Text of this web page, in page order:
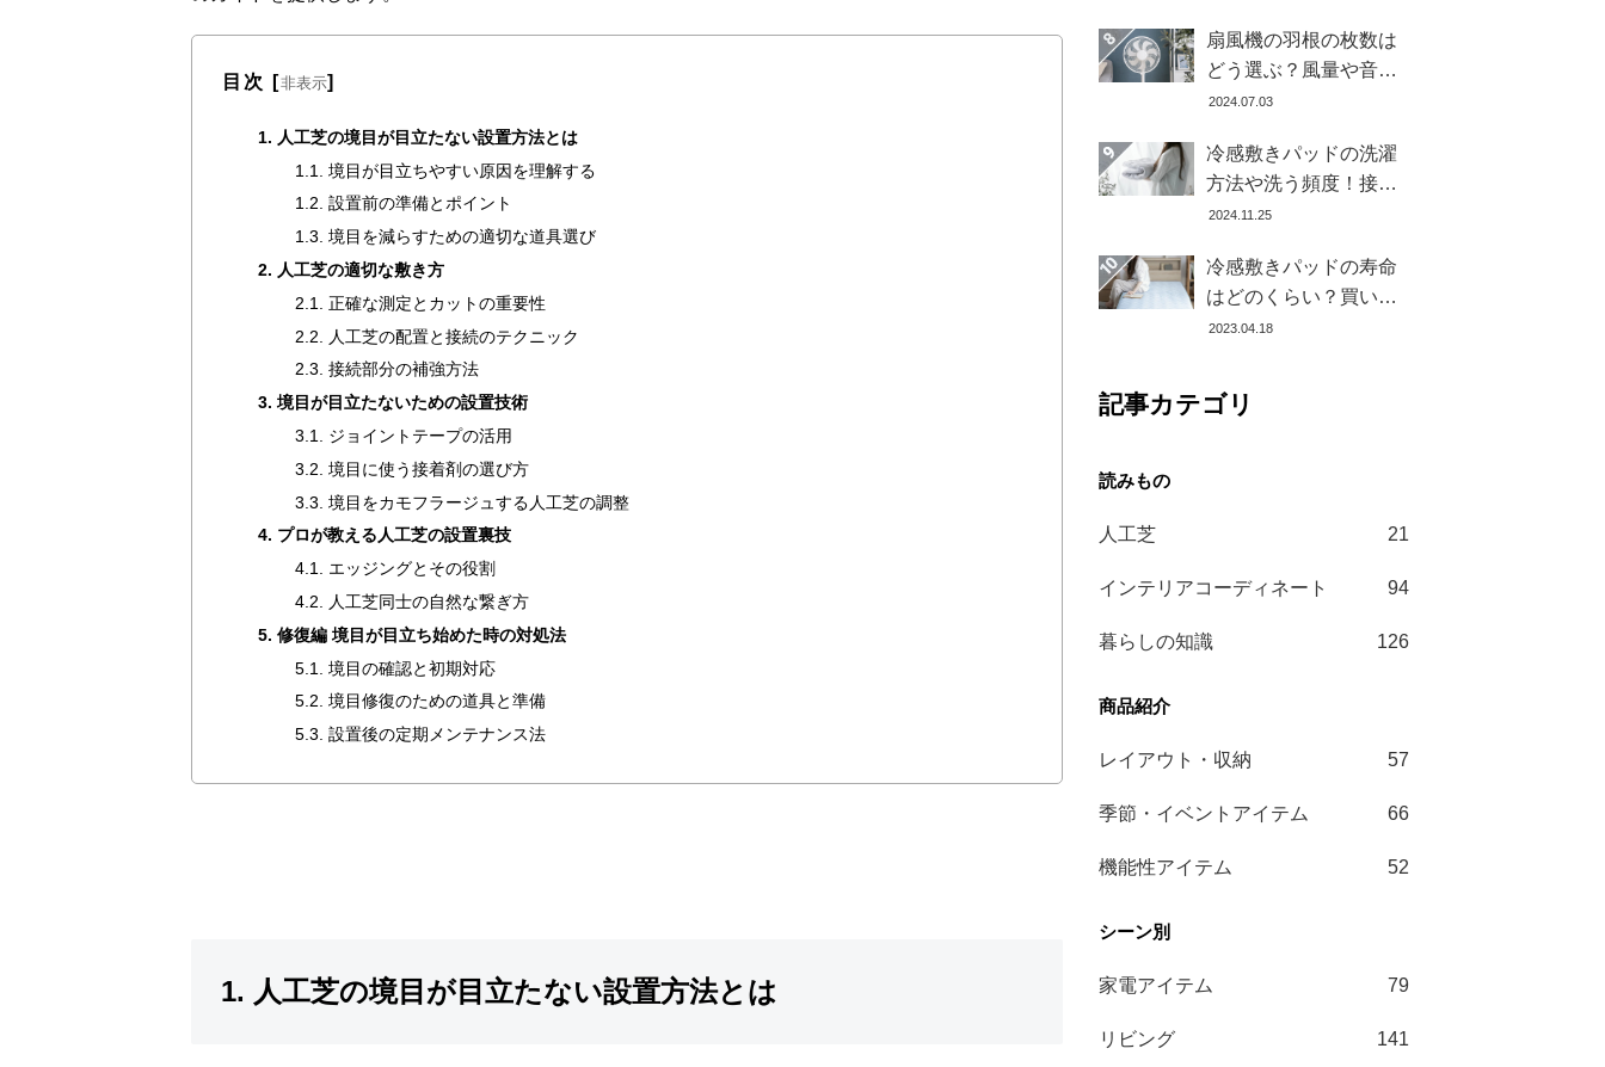
目次 [非表示]
1. 人工芝の境目が目立たない設置方法とは
1.1. 境目が目立ちやすい原因を理解する
1.2. 設置前の準備とポイント
1.3. 境目を減らすための適切な道具選び
2. 人工芝の適切な敷き方
2.1. 正確な測定とカットの重要性
2.2. 人工芝の配置と接続のテクニック
2.3. 接続部分の補強方法
3. 境目が目立たないための設置技術
3.1. ジョイントテープの活用
3.2. 境目に使う接着剤の選び方
3.3. 境目をカモフラージュする人工芝の調整
4. プロが教える人工芝の設置裏技
4.1. エッジングとその役割
4.2. 人工芝同士の自然な繋ぎ方
5. 修復編 境目が目立ち始めた時の対処法
5.1. 境目の確認と初期対応
5.2. 境目修復のための道具と準備
5.3. 設置後の定期メンテナンス法
1. 人工芝の境目が目立たない設置方法とは
扇風機の羽根の枚数は
どう選ぶ？風量や音の
違いとおすすめ商品7選
2024.07.03
冷感敷きパッドの洗濯
方法や洗う頻度！接触
冷感の効果を下げない
ます
2024.11.25
冷感敷きパッドの寿命
はどのくらい？買い替
え時を見極める方法と
2023.04.18
記事カテゴリ
人工芝 21
インテリアコーディネート 94
暮らしの知識 126
レイアウト・収納 57
季節・イベントアイテム 66
機能性アイテム 52
家電アイテム 79
リビング 141